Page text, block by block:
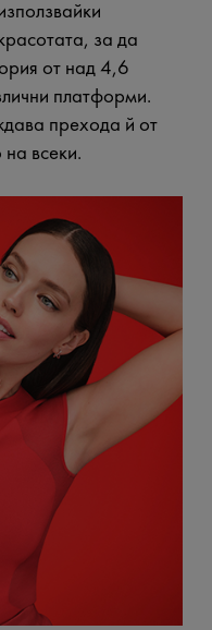
за да
от над 4,6
платформи.
прехода й от
всеки.